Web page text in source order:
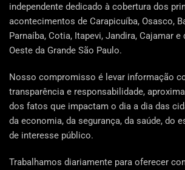
independente dedicado à cobertura dos
acontecimentos de Carapicuíba, Osasco,
Parnaíba, Cotia, Itapevi, Jandira, Cajamar e
Oeste da Grande São Paulo.
Nosso compromisso é levar informação
transparência e responsabilidade,
dos fatos que impactam o dia a dia das
da economia, da segurança, da saúde, do
de interesse público.
Trabalhamos diariamente para oferecer